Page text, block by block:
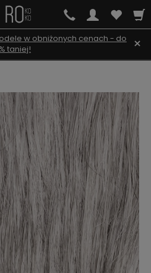
w obniżonych cenach - do
taniej!
×